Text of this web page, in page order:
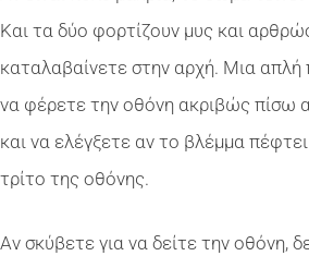
Και τα δύο φορτίζουν μυς και
καταλαβαίνετε στην αρχή. Μια απλή
να φέρετε την οθόνη ακριβώς πίσω
και να ελέγξετε αν το βλέμμα
τρίτο της οθόνης.
Αν σκύβετε για να δείτε την οθόνη,